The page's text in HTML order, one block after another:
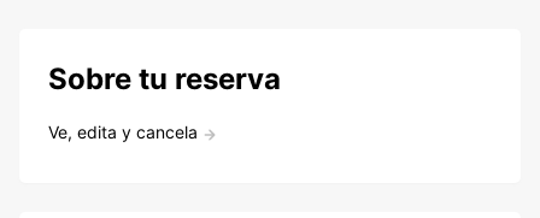
Sobre tu reserva
Ve, edita y cancela